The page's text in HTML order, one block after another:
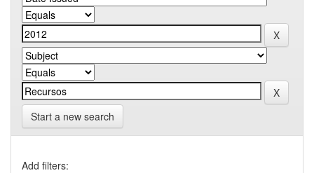
Start a new search
Add filters: